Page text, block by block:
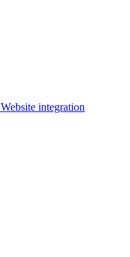
Website integration